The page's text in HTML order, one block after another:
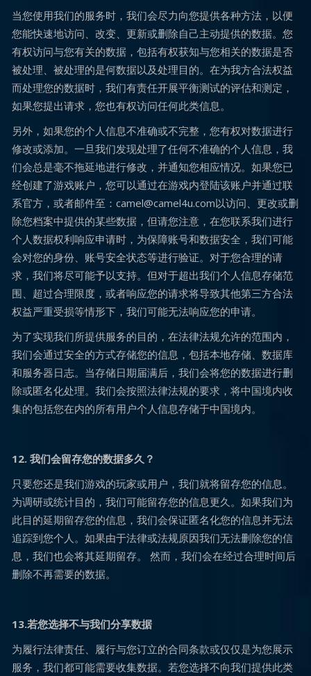
当您使用我们的服务时，我们会尽力向您提供各种方法，以便
您能快速地访问、改变、更新或删除自己主动提供的数据。您
有权访问与您有关的数据，包括有权获知与您相关的数据是否
被处理、被处理的是何数据以及处理目的。在为我方合法权益
而处理您的数据时，我们有责任开展平衡测试的评估和测定，
如果您提出请求，您也有权访问任何此类信息。
另外，如果您的个人信息不准确或不完整，您有权对数据进行
修改或添加。一旦我们发现处理了任何不准确的个人信息，我
们会总是毫不拖延地进行修改，并通知您相应情况。如果您已
经创建了游戏账户，您可以通过在游戏内登陆该账户并通过联
系官方，或者邮件至：camel@camel4u.com以访问、更改或删
除您档案中提供的某些数据，但请您注意，在您联系我们进行
个人数据权利响应申请时，为保障账号和数据安全，我们可能
会对您的身份、账号安全状态等进行验证。对于您合理的请
求，我们将尽可能予以支持。但对于超出我们个人信息存储范
围、超过合理限度，或者响应您的请求将导致其他第三方合法
权益严重受损等情形下，我们可能无法响应您的申请。
为了实现我们所提供服务的目的，在法律法规允许的范围内，
我们会通过安全的方式存储您的信息，包括本地存储、数据库
和服务器日志。当存储日期届满后，我们会将您的数据进行删
除或匿名化处理。我们会按照法律法规的要求，将中国境内收
集的包括您在内的所有用户个人信息存储于中国境内。
12. 我们会留存您的数据多久？
只要您还是我们游戏的玩家或用户，我们就将留存您的信息。
为调研或统计目的，我们可能留存您的信息更久。如果我们为
此目的延期留存您的信息，我们会保证匿名化您的信息并无法
追踪到您个人。如果由于法律或法规原因我们无法删除您的信
息，我们也会将其延期留存。 然而，我们会在经过合理时间后
删除不再需要的数据。
13.若您选择不与我们分享数据
为履行法律责任、履行与您订立的合同条款或仅仅是为您展示
服务，我们都可能需要收集数据。若您选择不向我们提供此类